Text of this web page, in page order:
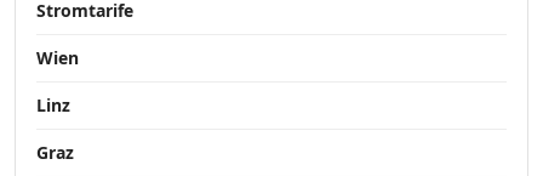
Stromtarife
Wien
Linz
Graz